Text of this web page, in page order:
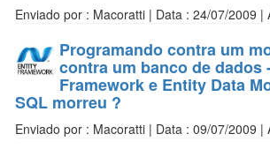
Enviado por : Macoratti | Data : 24/07/2009 |
Programando contra um
contra um banco de dados
Framework e Entity Data
SQL morreu ?
Enviado por : Macoratti | Data : 09/07/2009 |